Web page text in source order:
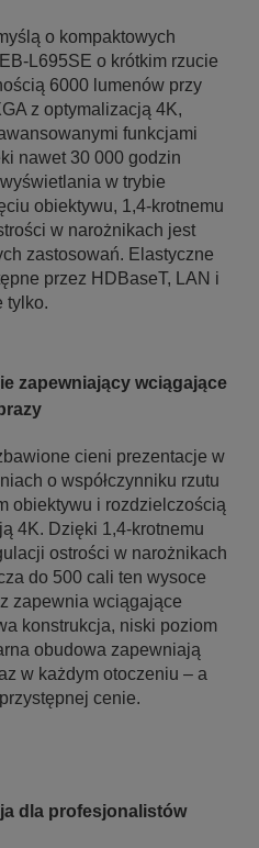
o kompaktowych
L695SE o krótkim rzucie
6000 lumenów przy
z optymalizacją 4K,
funkcjami
nawet 30 000 godzin
w trybie
obiektywu, 1,4-krotnemu
w narożnikach jest
zastosowań. Elastyczne
przez HDBaseT, LAN i
tylko.
zapewniający wciągające
cieni prezentacje w
o współczynniku rzutu
obiektywu i rozdzielczością
4K. Dzięki 1,4-krotnemu
ostrości w narożnikach
do 500 cali ten wysoce
zapewnia wciągające
konstrukcja, niski poziom
obudowa zapewniają
w każdym otoczeniu – a
cenie.
dla profesjonalistów